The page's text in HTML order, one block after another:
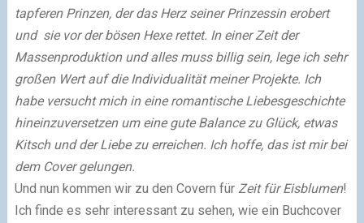
tapferen Prinzen, der das Herz seiner Prinzessin erobert
und sie vor der bösen Hexe rettet. In einer Zeit der
Massenproduktion und alles muss billig sein, lege ich sehr
großen Wert auf die Individualität meiner Projekte. Ich
habe versucht mich in eine romantische Liebesgeschichte
hineinzuversetzen um eine gute Balance zu Glück, etwas
Kitsch und der Liebe zu erreichen. Ich hoffe, das ist mir bei
dem Cover gelungen.
Und nun kommen wir zu den Covern für Zeit für Eisblumen!
Ich finde es sehr interessant zu sehen, wie ein Buchcover